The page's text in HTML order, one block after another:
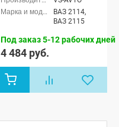
"VS-avto" ВАЗ 2114-15
ВАЗ 2114,
ВАЗ 2115
Под заказ 5-12 рабочих дней
4 484 руб.